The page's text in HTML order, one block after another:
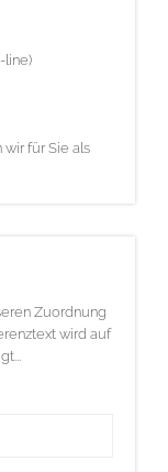
line)
für Sie als
Zuordnung
wird auf